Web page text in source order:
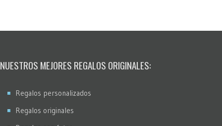
NUESTROS MEJORES REGALOS ORIGINALES:
Regalos personalizados
Regalos originales